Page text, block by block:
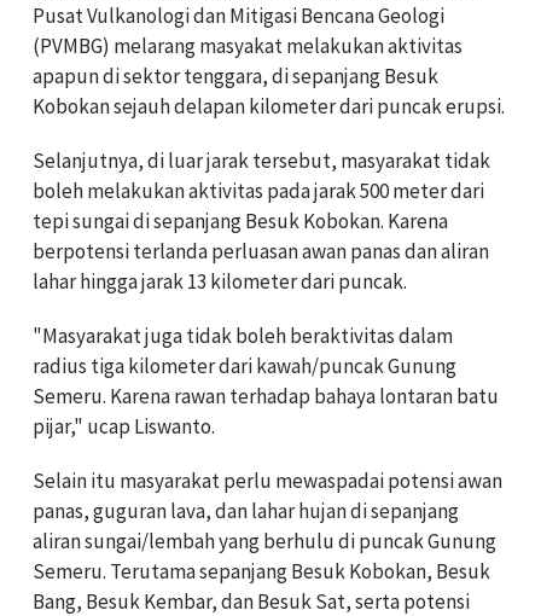
Pusat Vulkanologi dan Mitigasi Bencana Geologi
(PVMBG) melarang masyakat melakukan aktivitas
apapun di sektor tenggara, di sepanjang Besuk
Kobokan sejauh delapan kilometer dari puncak erupsi.
Selanjutnya, di luar jarak tersebut, masyarakat tidak
boleh melakukan aktivitas pada jarak 500 meter dari
tepi sungai di sepanjang Besuk Kobokan. Karena
berpotensi terlanda perluasan awan panas dan aliran
lahar hingga jarak 13 kilometer dari puncak.
"Masyarakat juga tidak boleh beraktivitas dalam
radius tiga kilometer dari kawah/puncak Gunung
Semeru. Karena rawan terhadap bahaya lontaran batu
pijar," ucap Liswanto.
Selain itu masyarakat perlu mewaspadai potensi awan
panas, guguran lava, dan lahar hujan di sepanjang
aliran sungai/lembah yang berhulu di puncak Gunung
Semeru. Terutama sepanjang Besuk Kobokan, Besuk
Bang, Besuk Kembar, dan Besuk Sat, serta potensi